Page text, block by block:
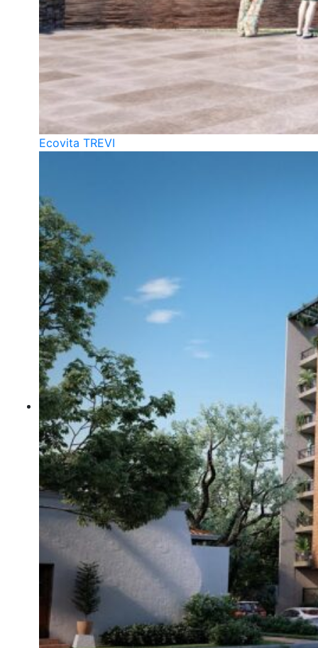
Ecovita TREVI